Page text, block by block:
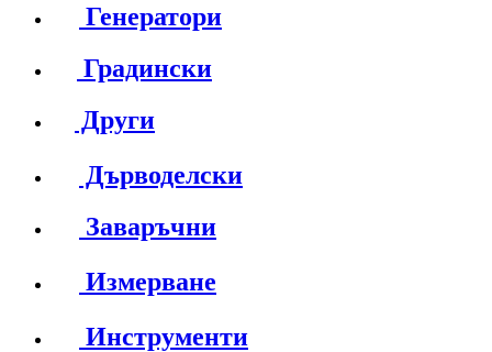
Генератори
Градински
Други
Дърводелски
Заваръчни
Измерване
Инструменти